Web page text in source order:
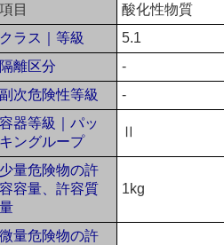
項目
酸化性物質
クラス｜等級
5.1
隔離区分
-
副次危険性等級
-
容器等級｜パッ
キングループ
Ⅱ
少量危険物の許
容容量、許容質
量
1kg
微量危険物の許